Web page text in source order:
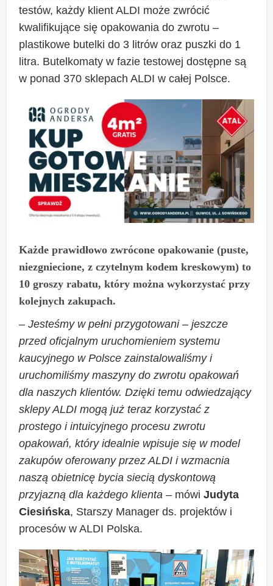
testów, każdy klient ALDI może zwrócić
kwalifikujące się opakowania do zwrotu –
plastikowe butelki do 3 litrów oraz puszki do 1
litra. Butelkomaty w fazie testowej dostępne są
w ponad 370 sklepach ALDI w całej Polsce.
Każde prawidłowo zwrócone opakowanie (puste,
niezgniecione, z czytelnym kodem kreskowym) to
10 groszy rabatu, który można wykorzystać przy
kolejnych zakupach.
–Jesteśmy w pełni przygotowani – jeszcze
przed oficjalnym uruchomieniem systemu
kaucyjnego w Polsce zainstalowaliśmy i
uruchomiliśmy maszyny do zwrotu opakowań
dla naszych klientów. Dzięki temu odwiedzający
sklepy ALDI mogą już teraz korzystać z
prostego i intuicyjnego procesu zwrotu
opakowań, który idealnie wpisuje się w model
zakupów oferowany przez ALDI i wzmacnia
naszą obietnicę bycia siecią dyskontową
przyjazną dla każdego klienta – mówiJudyta
Ciesińska, Starszy Manager ds. projektów i
procesów w ALDI Polska.